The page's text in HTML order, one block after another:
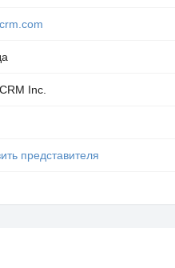
Inc.
представителя